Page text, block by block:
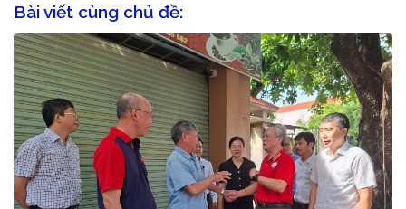
Bài viết cùng chủ đề: